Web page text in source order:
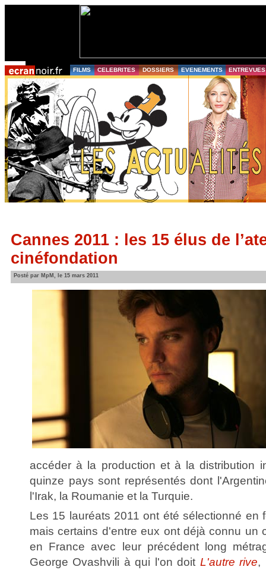
FILMS CELEBRITES DOSSIERS EVENEMENTS ENTREVUES
Cannes 2011 : les 15 élus de
cinéfondation
Posté par MpM, le 15 mars 2011
accéder à la production et à la distribution
quinze pays sont représentés dont
l'Irak, la Roumanie et la Turquie.
Les 15 lauréats 2011 ont été sélectionné en
mais certains d'entre eux ont déjà connu un
en France avec leur précédent long
George Ovashvili à qui l'on doit L'autre rive,